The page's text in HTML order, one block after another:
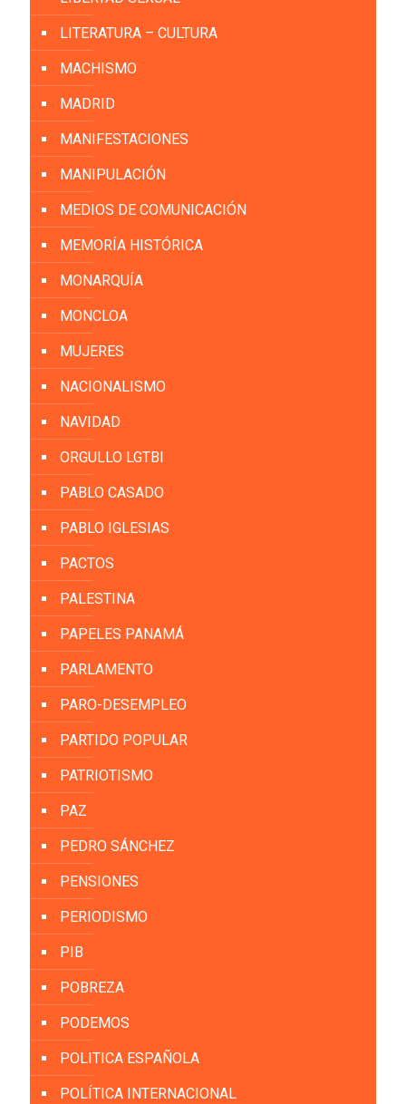
LITERATURA – CULTURA
MACHISMO
MADRID
MANIFESTACIONES
MANIPULACIÓN
MEDIOS DE COMUNICACIÓN
MEMORÍA HISTÓRICA
MONARQUÍA
MONCLOA
MUJERES
NACIONALISMO
NAVIDAD
ORGULLO LGTBI
PABLO CASADO
PABLO IGLESIAS
PACTOS
PALESTINA
PAPELES PANAMÁ
PARLAMENTO
PARO-DESEMPLEO
PARTIDO POPULAR
PATRIOTISMO
PAZ
PEDRO SÁNCHEZ
PENSIONES
PERIODISMO
PIB
POBREZA
PODEMOS
POLITICA ESPAÑOLA
POLÍTICA INTERNACIONAL